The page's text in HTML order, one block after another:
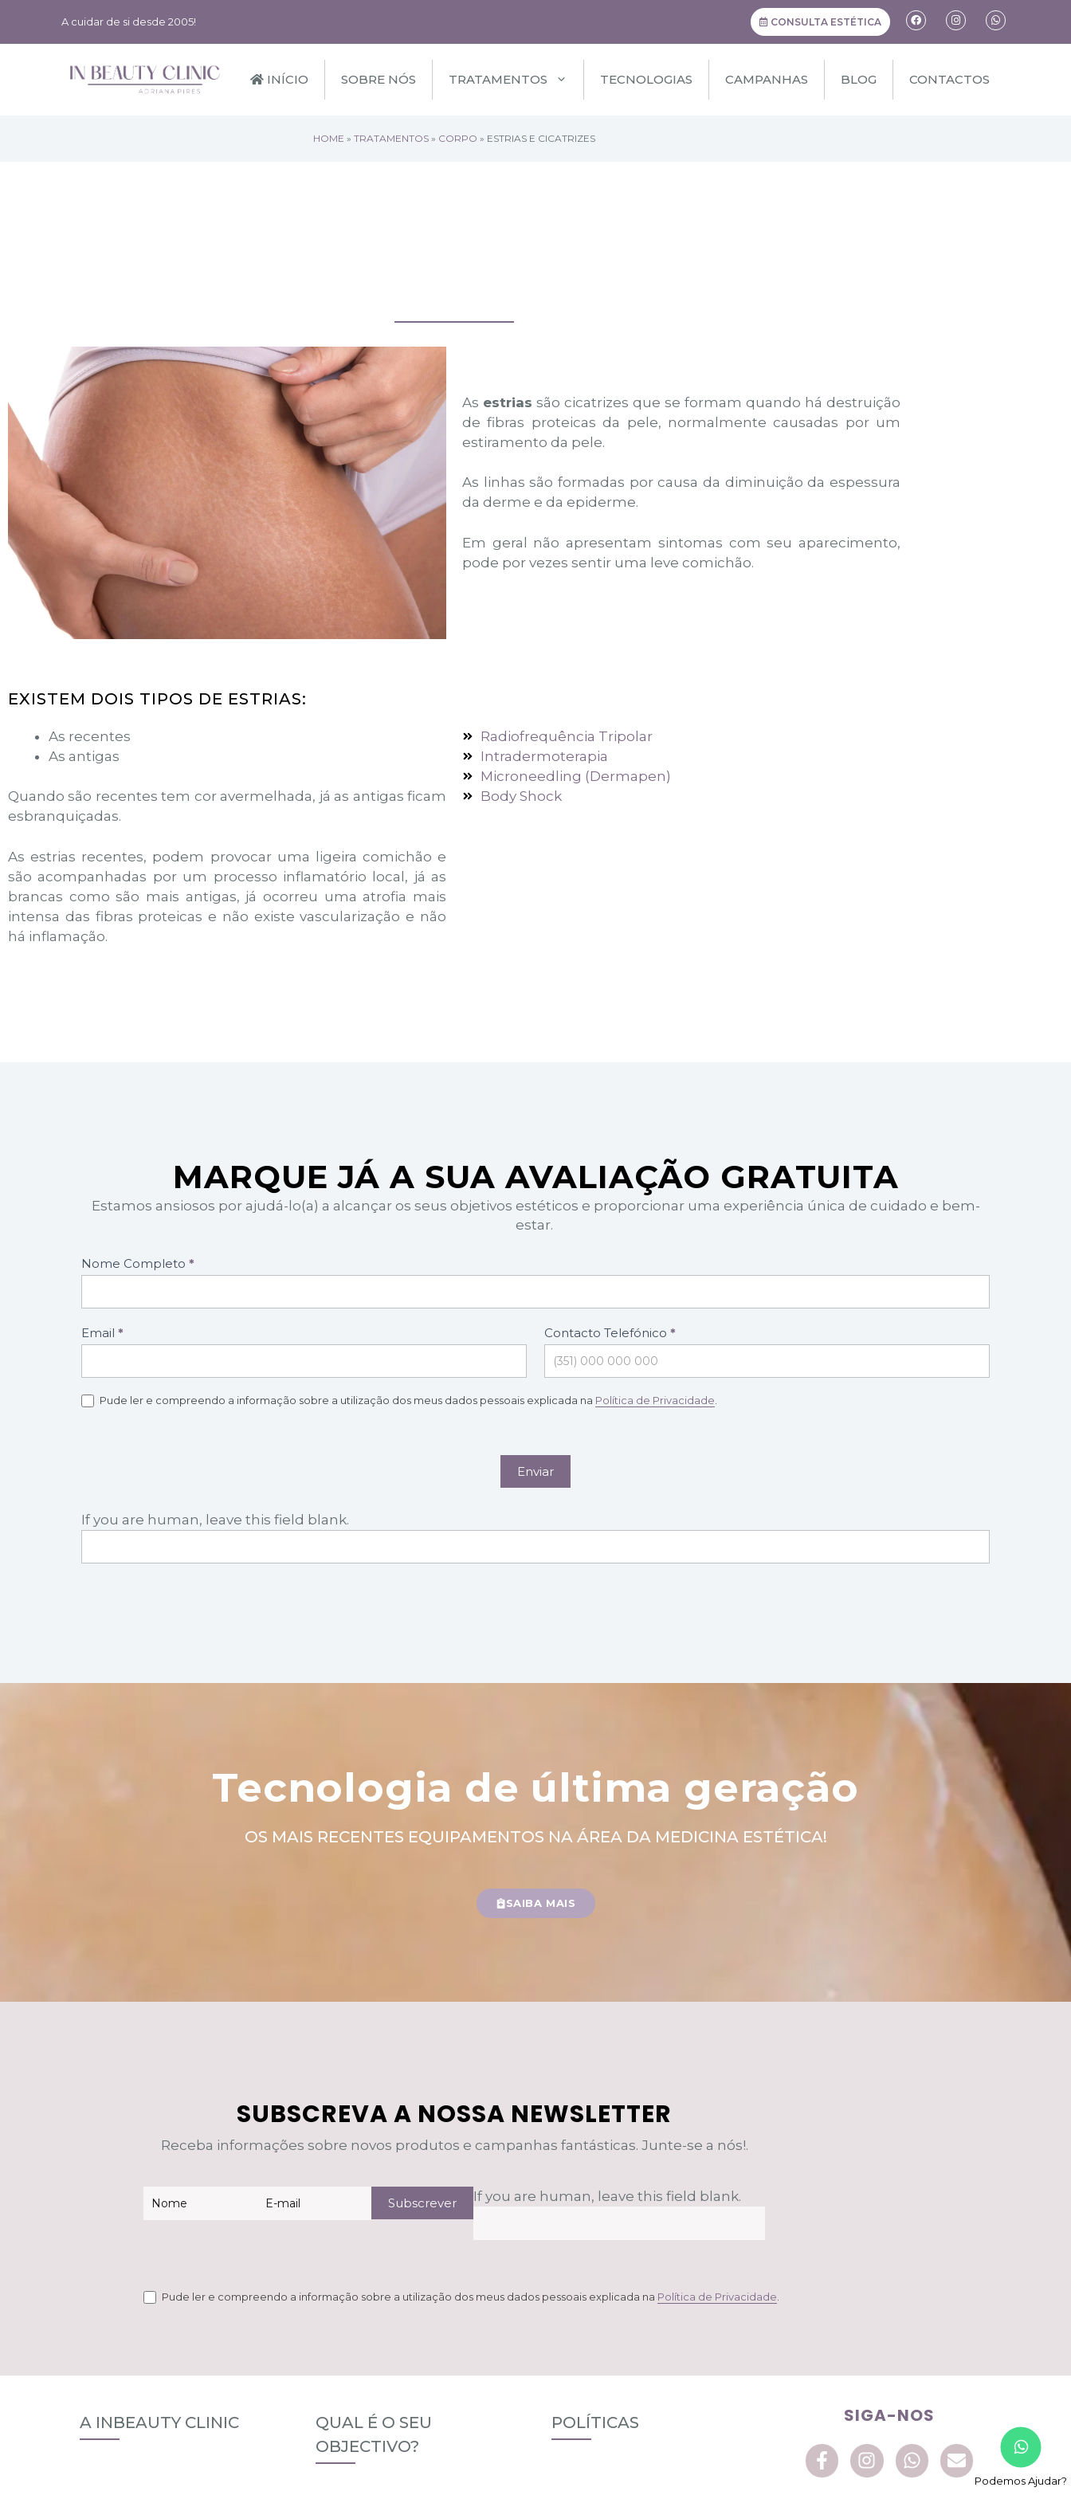
A cuidar de si desde 2005! CONSULTA ESTÉTICA
INÍCIO SOBRE NÓS TRATAMENTOS TECNOLOGIAS CAMPANHAS BLOG CONTACTOS
HOME » TRATAMENTOS » CORPO » ESTRIAS E CICATRIZES
As estrias são cicatrizes que se formam quando há destruição
de fibras proteicas da pele, normalmente causadas por um
estiramento da pele.
As linhas são formadas por causa da diminuição da espessura
da derme e da epiderme.
Em geral não apresentam sintomas com seu aparecimento,
pode por vezes sentir uma leve comichão.
EXISTEM DOIS TIPOS DE ESTRIAS:
As recentes
As antigas
Quando são recentes tem cor avermelhada, já as antigas ficam
esbranquiçadas.
As estrias recentes, podem provocar uma ligeira comichão e
são acompanhadas por um processo inflamatório local, já as
brancas como são mais antigas, já ocorreu uma atrofia mais
intensa das fibras proteicas e não existe vascularização e não
há inflamação.
Radiofrequência Tripolar
Intradermoterapia
Microneedling (Dermapen)
Body Shock
MARQUE JÁ A SUA AVALIAÇÃO GRATUITA
Estamos ansiosos por ajudá-lo(a) a alcançar os seus objetivos estéticos e proporcionar uma experiência única de cuidado e bem-
estar.
Formulário
Nome Completo *
Email * Contacto Telefónico*
Pude ler e compreendo a informação sobre a utilização dos meus dados pessoais explicada na Política de Privacidade
Enviar
If you are human, leave this field blank.
Tecnologia de última geração
OS MAIS RECENTES EQUIPAMENTOS NA ÁREA DA MEDICINA ESTÉTICA!
SAIBA MAIS
SUBSCREVA A NOSSA NEWSLETTER
Receba informações sobre novos produtos e campanhas fantásticas. Junte-se a nós!.
Newsletter
Pude ler e compreendo a informação sobre a utilização dos meus dados pessoais explicada na Política de Privacidade
Subscrever If you are human, leave this field blank.
A INBEAUTY CLINIC
QUAL É O SEU
OBJECTIVO?
POLÍTICAS SIGA-NOS
Podemos Ajudar?